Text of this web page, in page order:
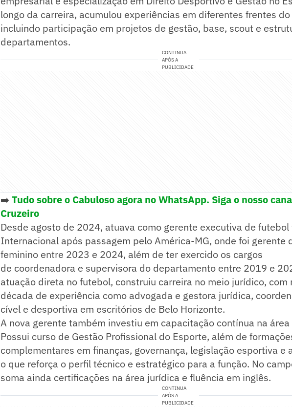
longo da carreira, acumulou experiências em diferentes frentes
incluindo participação em projetos de gestão, base, scout e
departamentos.
CONTINUA
APÓS A
PUBLICIDADE
➡️ Tudo sobre o Cabuloso agora no WhatsApp. Siga o nosso
Cruzeiro
Desde agosto de 2024, atuava como gerente executiva de
Internacional após passagem pelo América-MG, onde foi gerente
feminino entre 2023 e 2024, além de ter exercido os cargos
de coordenadora e supervisora do departamento entre 2019 e
atuação direta no futebol, construiu carreira no meio jurídico, com
década de experiência como advogada e gestora jurídica,
cível e desportiva em escritórios de Belo Horizonte.
A nova gerente também investiu em capacitação contínua na
Possui curso de Gestão Profissional do Esporte, além de
complementares em finanças, governança, legislação esportiva e
o que reforça o perfil técnico e estratégico para a função. No
soma ainda certificações na área jurídica e fluência em inglês.
CONTINUA
APÓS A
PUBLICIDADE